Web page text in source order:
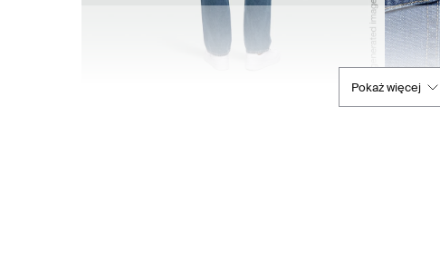
Pokaż więcej